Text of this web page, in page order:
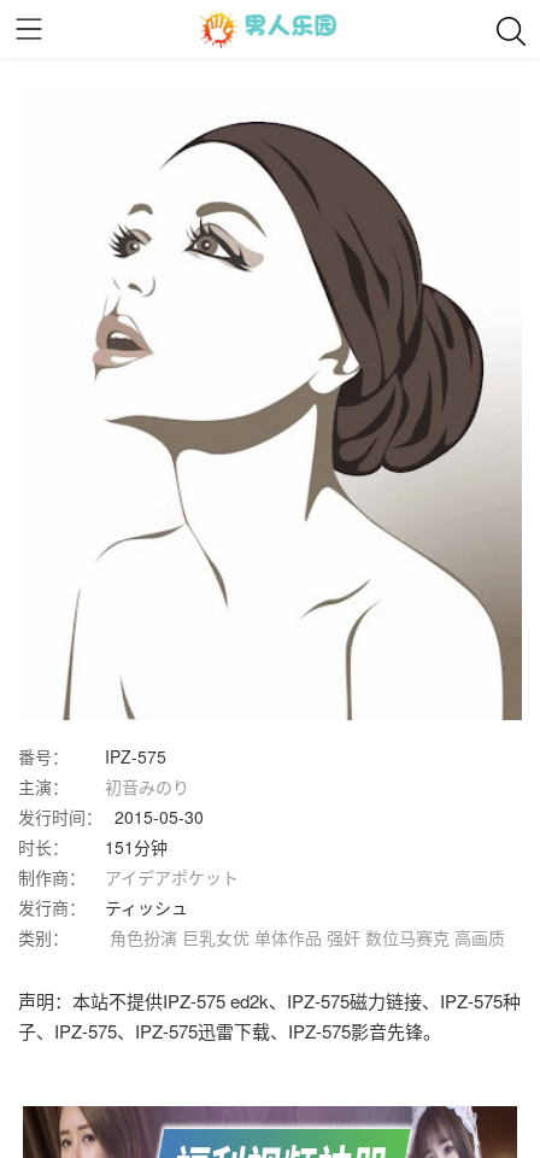
番号：
IPZ-575
主演：
初音みのり
发行时间：
2015-05-30
时长：
151分钟
制作商：
アイデアポケット
发行商：
ティッシュ
类别：
角色扮演 巨乳女优 单体作品 强奸 数位马赛克 高画质
声明：本站不提供IPZ-575 ed2k、IPZ-575磁力链接、IPZ-575种
子、IPZ-575、IPZ-575迅雷下载、IPZ-575影音先锋。